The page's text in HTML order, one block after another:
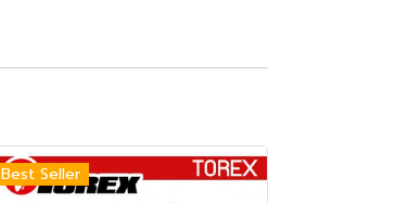
Best Seller